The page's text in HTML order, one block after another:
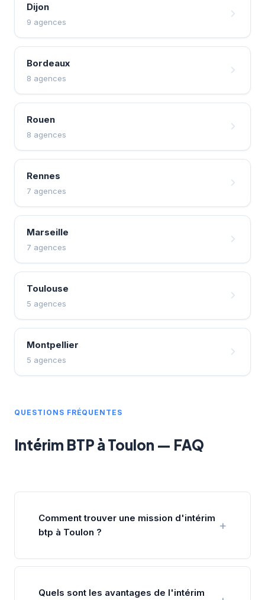
Dijon
9 agences
Bordeaux
8 agences
Rouen
8 agences
Rennes
7 agences
Marseille
7 agences
Toulouse
5 agences
Montpellier
5 agences
QUESTIONS FRÉQUENTES
Intérim BTP à Toulon — FAQ
Comment trouver une mission d'intérim
btp à Toulon ?
Quels sont les avantages de l'intérim